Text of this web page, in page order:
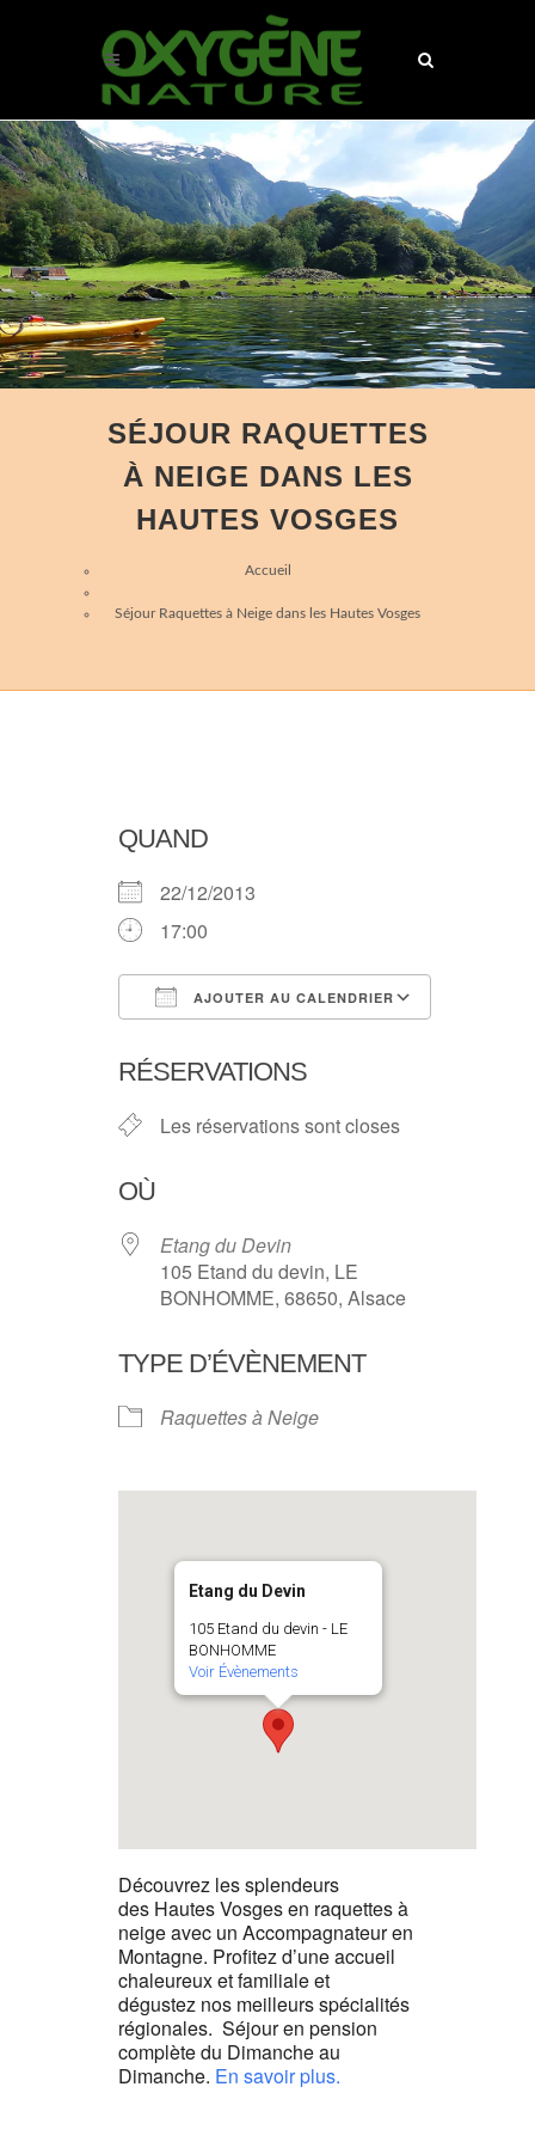
SÉJOUR RAQUETTES
À NEIGE DANS LES
HAUTES VOSGES
Accueil
Séjour Raquettes à Neige dans les Hautes Vosges
QUAND
22/12/2013
17:00
AJOUTER AU CALENDRIER
RÉSERVATIONS
Les réservations sont closes
OÙ
Etang du Devin
105 Etand du devin, LE
BONHOMME, 68650, Alsace
TYPE D’ÉVÈNEMENT
Raquettes à Neige
Etang du Devin
105 Etand du devin - LE
BONHOMME
Voir Évènements
Découvrez les splendeurs
des Hautes Vosges en raquettes à
neige avec un Accompagnateur en
Montagne. Profitez d’une accueil
chaleureux et familiale et
dégustez nos meilleurs spécialités
régionales. Séjour en pension
complète du Dimanche au
Dimanche. En savoir plus.